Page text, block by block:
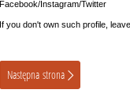
Facebook/Instagram/Twitter
If you don't own such profile,
Następna strona